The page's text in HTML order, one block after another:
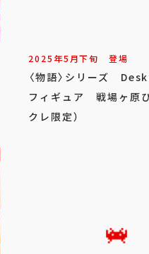
2025年5月下旬 登場
〈物語〉シリーズ
フィギュア 戦場ヶ原ひ
クレ限定）